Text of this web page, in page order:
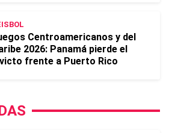
Centroamericanos y del
2026: Panamá pierde el
frente a Puerto Rico